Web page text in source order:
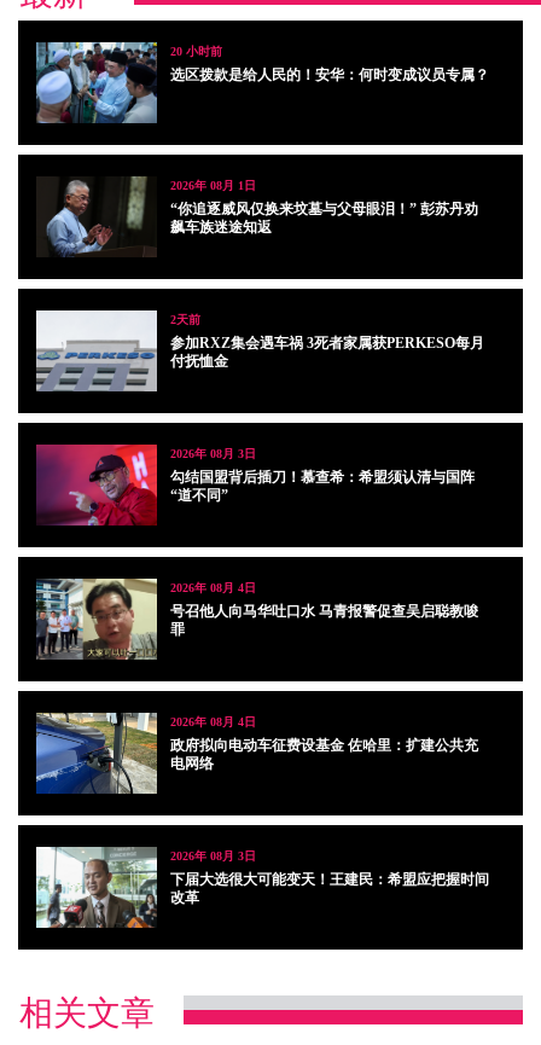
20 小时前
选区拨款是给人民的！安华：何时变成议员专属？
2026年 08月 1日
“你追逐威风仅换来坟墓与父母眼泪！” 彭苏丹劝
飙车族迷途知返
2天前
参加RXZ集会遇车祸 3死者家属获PERKESO每月
付抚恤金
2026年 08月 3日
勾结国盟背后插刀！慕查希：希盟须认清与国阵
“道不同”
2026年 08月 4日
号召他人向马华吐口水 马青报警促查吴启聪教唆
罪
2026年 08月 4日
政府拟向电动车征费设基金 佐哈里：扩建公共充
电网络
2026年 08月 3日
下届大选很大可能变天！王建民：希盟应把握时间
改革
相关文章